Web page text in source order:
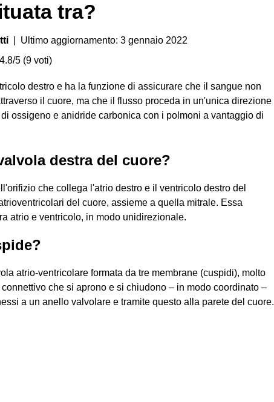
tra?
| Ultimo aggiornamento: 3 gennaio 2022
5 (9 voti)
destro e ha la funzione di assicurare che il sangue non
il cuore, ma che il flusso proceda in un'unica direzione
ossigeno e anidride carbonica con i polmoni a vantaggio di
destra del cuore?
che collega l'atrio destro e il ventricolo destro del
del cuore, assieme a quella mitrale. Essa
atrio e ventricolo, in modo unidirezionale.
atrio-ventricolare formata da tre membrane (cuspidi), molto
che si aprono e si chiudono – in modo coordinato –
a un anello valvolare e tramite questo alla parete del cuore.